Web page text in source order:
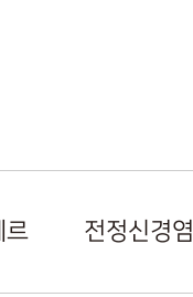
르 전정신경염